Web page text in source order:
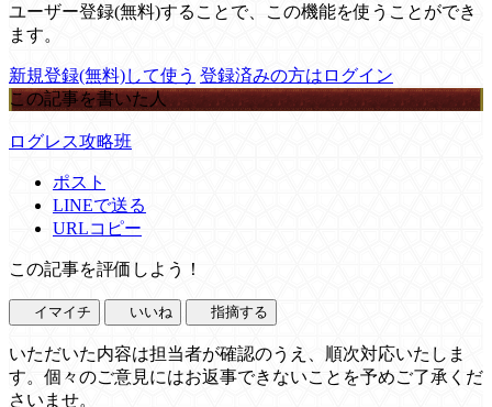
ユーザー登録(無料)することで、この機能を使うことができ
ます。
新規登録(無料)して使う 登録済みの方はログイン
この記事を書いた人
ログレス攻略班
ポスト
LINEで送る
URLコピー
この記事を評価しよう！
イマイチ いいね 指摘する
いただいた内容は担当者が確認のうえ、順次対応いたしま
す。個々のご意見にはお返事できないことを予めご了承くだ
さいませ。